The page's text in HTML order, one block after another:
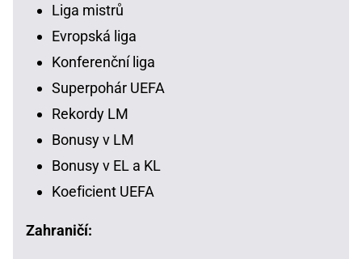
Liga mistrů
Evropská liga
Konferenční liga
Superpohár UEFA
Rekordy LM
Bonusy v LM
Bonusy v EL a KL
Koeficient UEFA
Zahraničí: